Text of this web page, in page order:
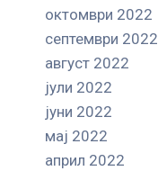
октомври 2022
септември 2022
август 2022
јули 2022
јуни 2022
мај 2022
април 2022